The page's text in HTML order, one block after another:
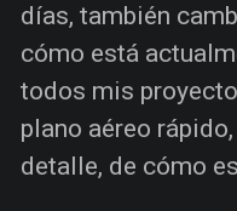
días, también
cómo está
todos mis
plano aéreo
detalle, de cómo